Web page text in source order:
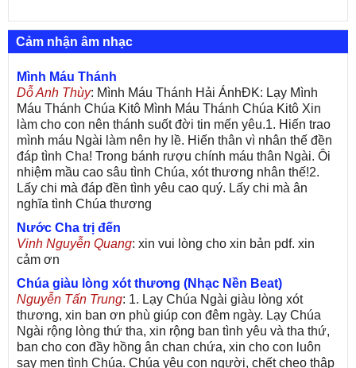
Cảm nhận âm nhạc
Mình Máu Thánh
Dỗ Anh Thùy: Mình Máu Thánh Hải ÁnhĐK: Lạy Mình
Máu Thánh Chúa Kitô Mình Máu Thánh Chúa Kitô Xin
làm cho con nên thánh suốt đời tin mến yêu.1. Hiến trao
mình máu Ngài làm nên hy lề. Hiến thân vì nhân thế đền
đáp tình Cha! Trong bánh rượu chính máu thân Ngài. Ôi
nhiệm mầu cao sâu tình Chúa, xót thương nhân thế!2.
Lấy chi mà đáp đền tình yêu cao quý. Lấy chi mà ân
nghĩa tình Chúa thương
Nước Cha trị đến
Vinh Nguyễn Quang: xin vui lòng cho xin bản pdf. xin
cảm ơn
Chúa giàu lòng xót thương (Nhạc Nền Beat)
Nguyễn Tấn Trung: 1. Lạy Chúa Ngài giàu lòng xót
thương, xin ban ơn phù giúp con đêm ngày. Lạy Chúa
Ngài rộng lòng thứ tha, xin rộng ban tình yêu và tha thứ,
ban cho con đầy hồng ân chan chứa, xin cho con luôn
say men tình Chúa. Chúa yêu con người, chết cheo thập